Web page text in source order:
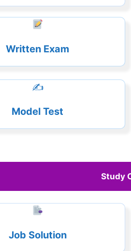
Written Exam
✍️
Model Test
Study
Job Solution